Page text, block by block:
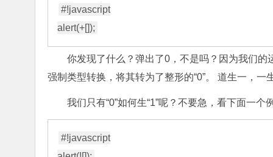
#!javascript
你发现了什么？弹出了0，不是吗？因为我们的
强制类型转换，将其转为了整形的“0”。 道生一，一
我们只有“0”如何生“1”呢？不要急，看下面一个
#!javascript